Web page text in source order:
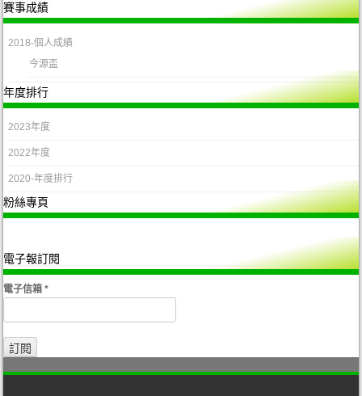
賽事成績
2018-個人成績
今源盃
年度排行
2023年度
2022年度
2020-年度排行
粉絲專頁
電子報訂閱
電子信箱*